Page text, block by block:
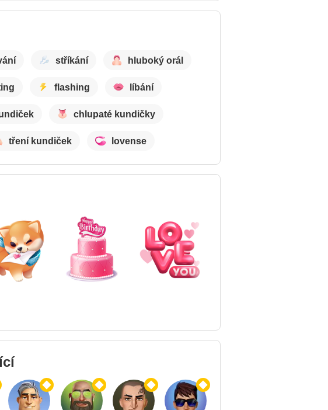
stříkání hluboký orál
flashing líbání
chlupaté kundičky
tření kundiček lovense